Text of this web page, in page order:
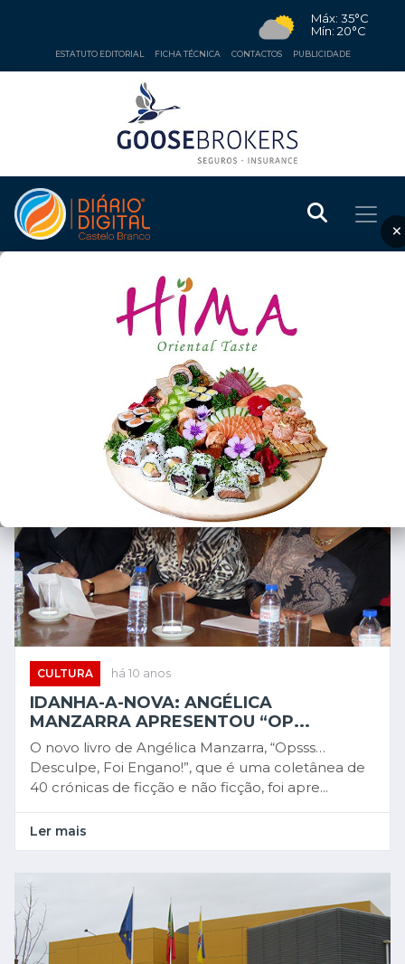
Máx: 35°C
Mín: 20°C
ESTATUTO EDITORIAL FICHA TÉCNICA CONTACTOS PUBLICIDADE
×
CULTURA
CULTURA há 10 anos
IDANHA-A-NOVA: ANGÉLICA
MANZARRA APRESENTOU “OP...
O novo livro de Angélica Manzarra, “Opsss…
Desculpe, Foi Engano!”, que é uma coletânea de
40 crónicas de ficção e não ficção, foi apre...
Ler mais